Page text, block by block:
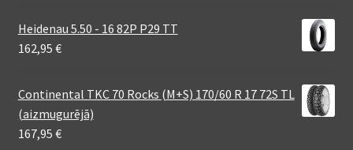
Heidenau 5.50 - 16 82P P29 TT
162,95 €
Continental TKC 70 Rocks (M+S) 170/60 R 17 72S TL
(aizmugurējā)
167,95 €